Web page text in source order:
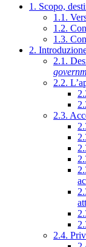
1. Scopo,
1.1.
1.2.
1.3.
2.
2.1.
2.2.
2.3.
2.4.